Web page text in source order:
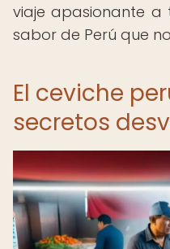
viaje apasionante a
sabor de Perú que
El ceviche
secretos